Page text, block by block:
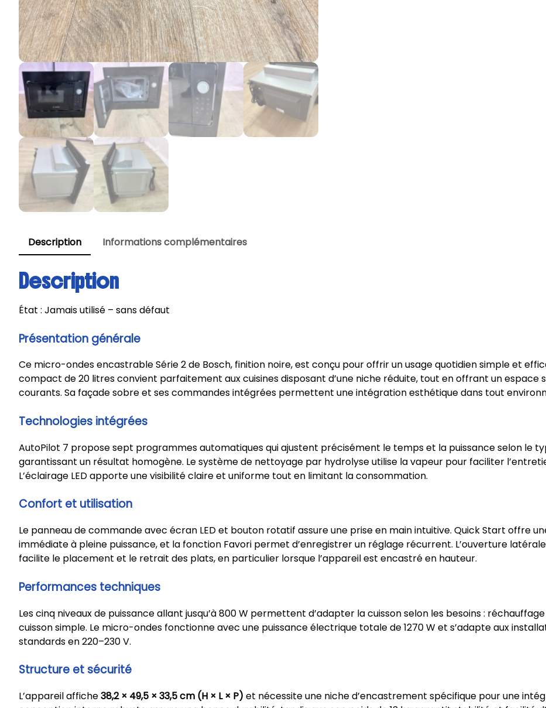
Description Informations complémentaires
Description
État : Jamais utilisé – sans défaut
Présentation générale
Ce micro-ondes encastrable Série 2 de Bosch, finition noire, est conçu pour offrir un usage quotidien simple et
compact de 20 litres convient parfaitement aux cuisines disposant d’une niche réduite, tout en offrant un espace
courants. Sa façade sobre et ses commandes intégrées permettent une intégration esthétique dans tout
Technologies intégrées
AutoPilot 7 propose sept programmes automatiques qui ajustent précisément le temps et la puissance selon le
garantissant un résultat homogène. Le système de nettoyage par hydrolyse utilise la vapeur pour faciliter
L’éclairage LED apporte une visibilité claire et uniforme tout en limitant la consommation.
Confort et utilisation
Le panneau de commande avec écran LED et bouton rotatif assure une prise en main intuitive. Quick Start offre
immédiate à pleine puissance, et la fonction Favori permet d’enregistrer un réglage récurrent. L’ouverture
facilite le placement et le retrait des plats, en particulier lorsque l’appareil est encastré en hauteur.
Performances techniques
Les cinq niveaux de puissance allant jusqu’à 800 W permettent d’adapter la cuisson selon les besoins :
cuisson simple. Le micro-ondes fonctionne avec une puissance électrique totale de 1270 W et s’adapte aux
standards en 220–230 V.
Structure et sécurité
L’appareil affiche38,2 × 49,5 × 33,5 cm (H × L × P) et nécessite une niche d’encastrement spécifique pour une